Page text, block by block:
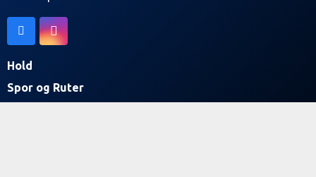
Hold
Spor og Ruter